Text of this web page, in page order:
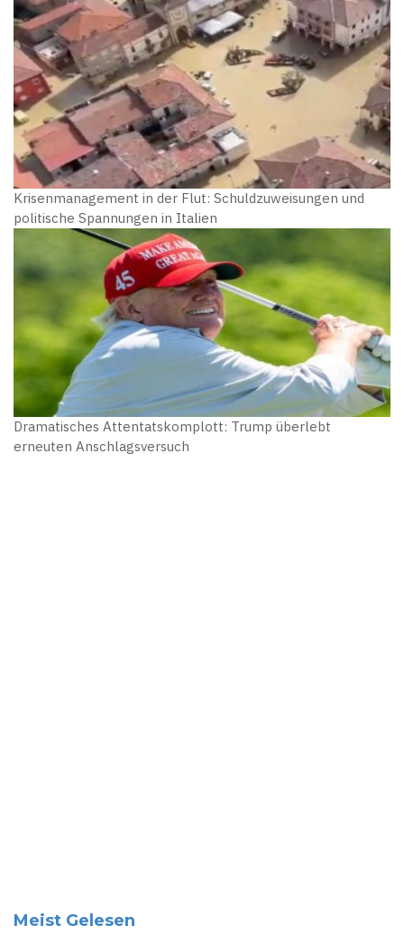
Krisenmanagement in der Flut: Schuldzuweisungen und
politische Spannungen in Italien
Dramatisches Attentatskomplott: Trump überlebt
erneuten Anschlagsversuch
Meist Gelesen